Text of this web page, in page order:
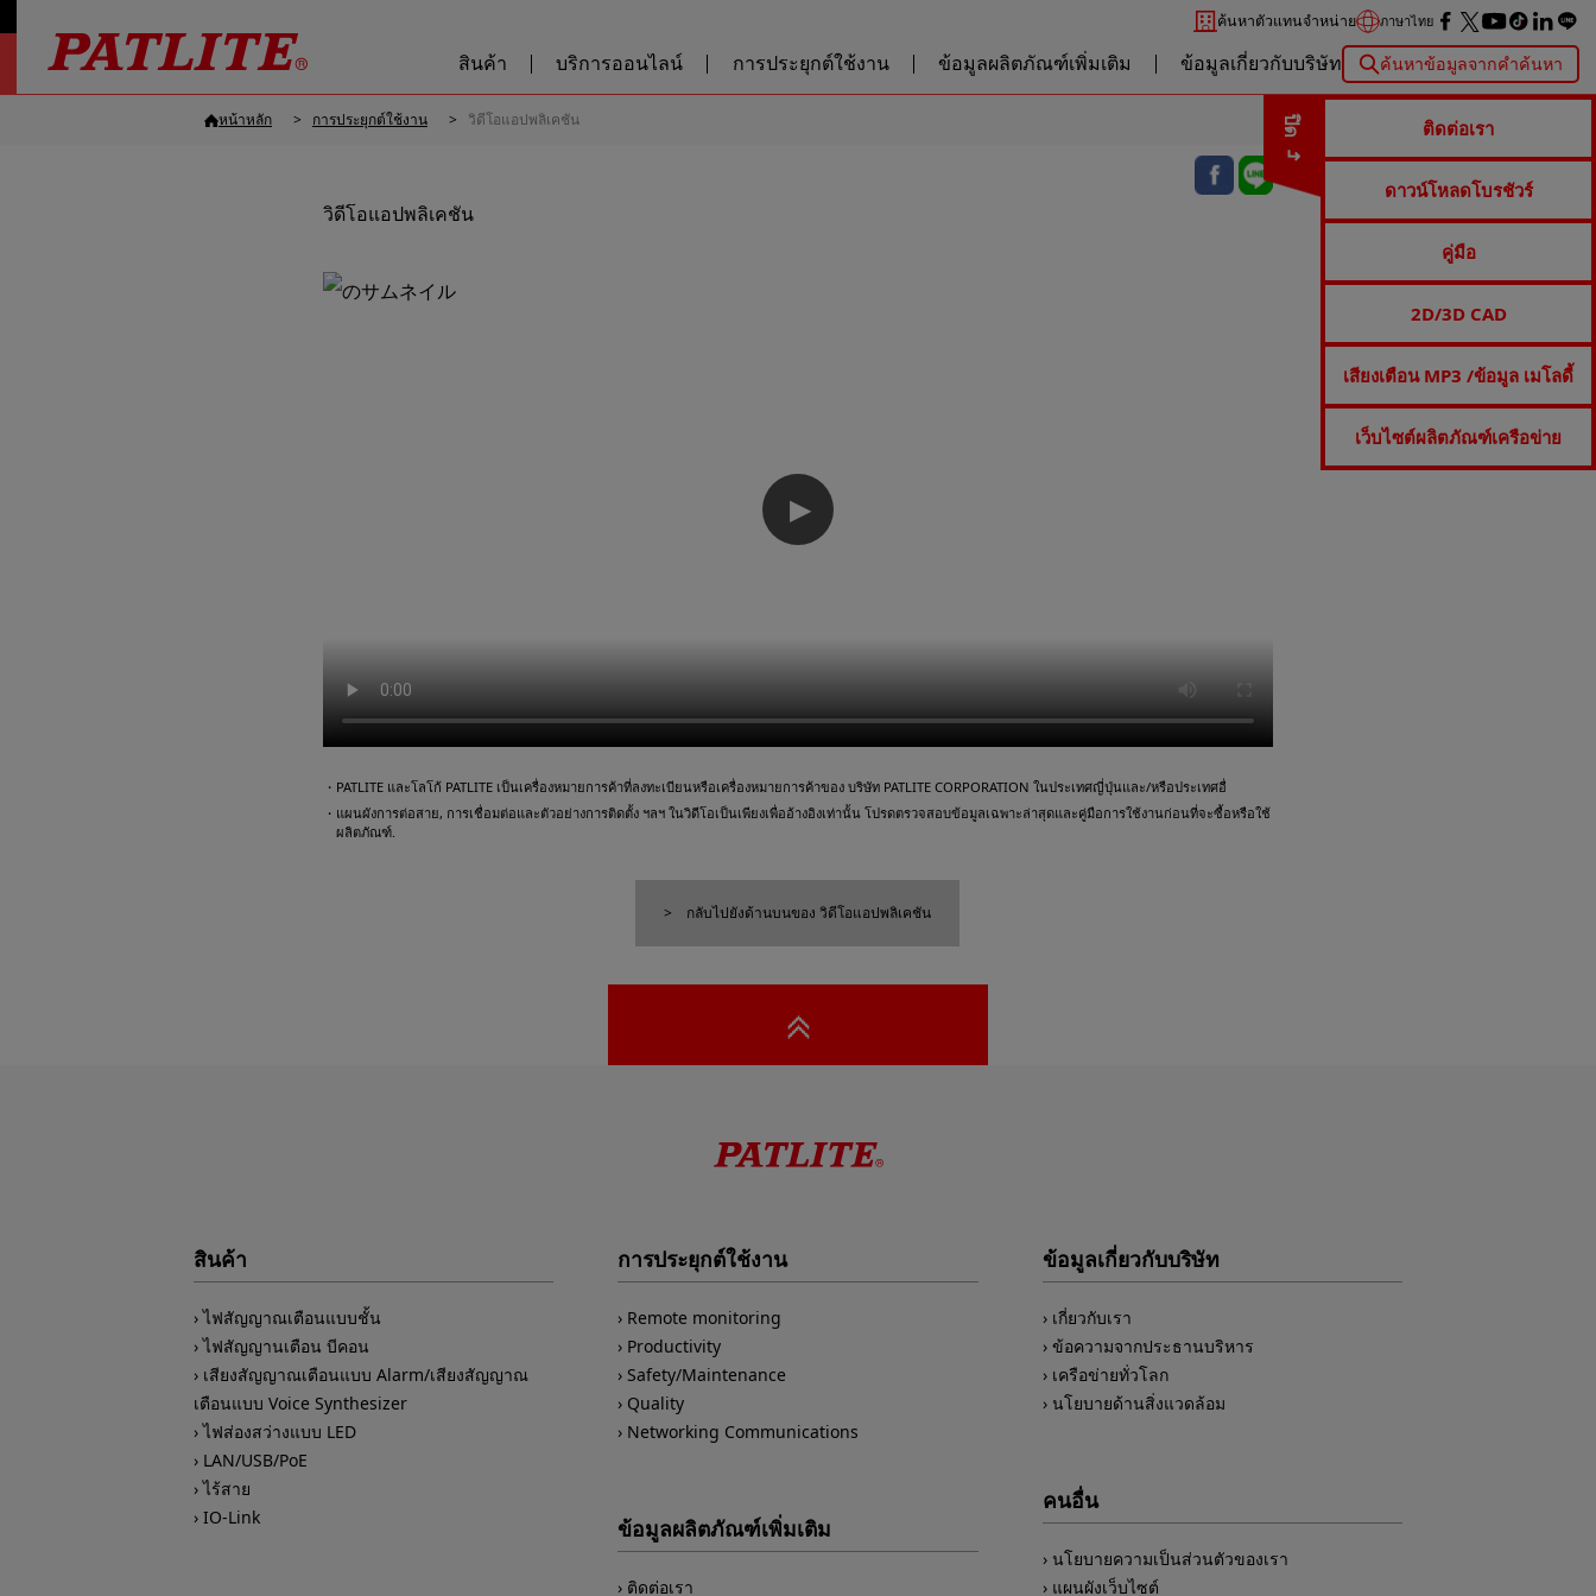
ค้นหาตัวแทนจำหน่าย ภาษาไทย
สินค้า บริการออนไลน์ การประยุกต์ใช้งาน ข้อมูลผลิตภัณฑ์เพิ่มเติม ข้อมูลเกี่ยวกับบริษัท ค้นหาข้อมูลจากคำค้นหา
ปิด ติดต่อเรา
ดาวน์โหลดโบรชัวร์
คู่มือ
2D/3D CAD
เสียงเตือน MP3 /ข้อมูล เมโลดี้
เว็บไซต์ผลิตภัณฑ์เครือข่าย
หน้าหลัก การประยุกต์ใช้งาน วิดีโอแอปพลิเคชัน
วิดีโอแอปพลิเคชัน
▶
・PATLITE และโลโก้ PATLITE เป็นเครื่องหมายการค้าที่ลงทะเบียนหรือเครื่องหมายการค้าของ บริษัท PATLITE CORPORATION ในประเทศญี่ปุ่นและ/หรือประเทศอื่
・แผนผังการต่อสาย, การเชื่อมต่อและตัวอย่างการติดตั้ง ฯลฯ ในวิดีโอเป็นเพียงเพื่ออ้างอิงเท่านั้น โปรดตรวจสอบข้อมูลเฉพาะล่าสุดและคู่มือการใช้งานก่อนที่จะซื้อหรือใช้
ผลิตภัณฑ์.
กลับไปยังด้านบนของ วิดีโอแอปพลิเคชัน
สินค้า
ไฟสัญญาณเตือนแบบชั้น
ไฟสัญญานเตือน บีคอน
เสียงสัญญาณเตือนแบบ Alarm/เสียงสัญญาณ
เตือนแบบ Voice Synthesizer
ไฟส่องสว่างแบบ LED
LAN/USB/PoE
ไร้สาย
IO-Link
การประยุกต์ใช้งาน
Remote monitoring
Productivity
Safety/Maintenance
Quality
Networking Communications
ข้อมูลผลิตภัณฑ์เพิ่มเติม
ติดต่อเรา
ข้อมูลเกี่ยวกับบริษัท
เกี่ยวกับเรา
ข้อความจากประธานบริหาร
เครือข่ายทั่วโลก
นโยบายด้านสิ่งแวดล้อม
คนอื่น
นโยบายความเป็นส่วนตัวของเรา
แผนผังเว็บไซต์